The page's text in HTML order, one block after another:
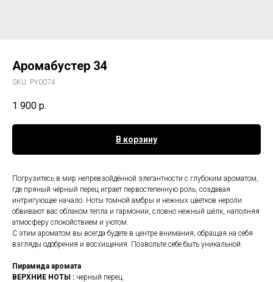
Аромабустер 34
SKU: PY0074
1 900 р.
В корзину
Погрузитесь в мир непревзойдённой элегантности с глубоким ароматом,
где пряный чёрный перец играет первостепенную роль, создавая
интригующее начало. Ноты томной амбры и нежных цветков нероли
обвивают вас облаком тепла и гармонии, словно нежный шёлк, наполняя
атмосферу спокойствием и уютом.
С этим ароматом вы всегда будете в центре внимания, обращая на себя
взгляды одобрения и восхищения. Позвольте себе быть уникальной.
Пирамида аромата
ВЕРХНИЕ НОТЫ : черный перец.